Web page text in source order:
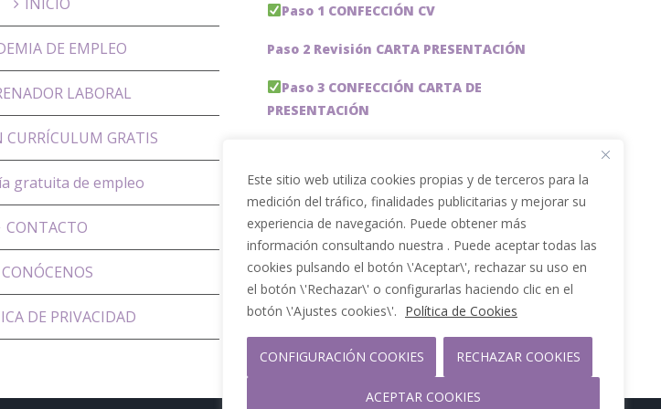
Este sitio web utiliza cookies propias y de terceros para la
medición del tráfico, finalidades publicitarias y mejorar su
experiencia de navegación. Puede obtener más
información consultando nuestra . Puede aceptar todas las
cookies pulsando el botón \'Aceptar\', rechazar su uso en
el botón \'Rechazar\' o configurarlas haciendo clic en el
botón \'Ajustes cookies\'. Política de Cookies
CONFIGURACIÓN COOKIES RECHAZAR COOKIES
ACEPTAR COOKIES
DE EMPLEO
LABORAL
CURRÍCULUM GRATIS
gratuita de empleo
CONTACTO
CONÓCENOS
DE PRIVACIDAD
Paso 1 CONFECCIÓN CV
Paso 2 Revisión CARTA PRESENTACIÓN
Paso 3 CONFECCIÓN CARTA DE
PRESENTACIÓN
Paso 5 OPTIMIZACIÓN PERFIL LINKEDIN
PACKS DE AHORRO
JOBAI, ASISTENTE DE IA PARA BUSCAR EMPLEO
Servicios especiales